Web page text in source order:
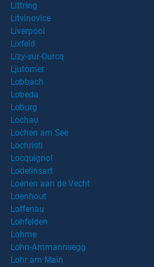
Littring
Litvínovice
Liverpool
Lixfeld
Lizy-sur-Ourcq
Ljutomer
Lobbach
Lobeda
Loburg
Lochau
Lochen am See
Lochristi
Locquignol
Lodelinsart
Loenen aan de Vecht
Loenhout
Loffenau
Lohfelden
Lohme
Lohn-Ammannsegg
Lohr am Main